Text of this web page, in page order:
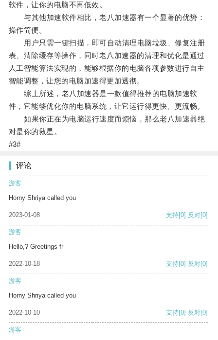
软件，让你的电脑不再低效。
与其他加速软件相比，老八加速器有一个显著的优势：
操作简便。
用户只需一键扫描，即可自动清理电脑垃圾、修复注册
表、清除缓存等操作，同时老八加速器的清理和优化是通过
人工智能算法实现的，能够根据你的电脑各项参数进行自主
智能调整，让您的电脑加速得更加透彻。
综上所述，老八加速器是一款值得推荐的电脑加速软
件，它能够优化你的电脑系统，让它运行得更快、更流畅。
如果你正在为电脑运行速度而烦恼，那么老八加速器绝
对是你的救星。
#3#
评论
游客
Horny Shriya called you
2023-01-08 支持[0] 反对[0]
游客
Hello,? Greetings fr
2022-10-18 支持[0] 反对[0]
游客
Horny Shriya called you
2022-10-10 支持[0] 反对[0]
游客